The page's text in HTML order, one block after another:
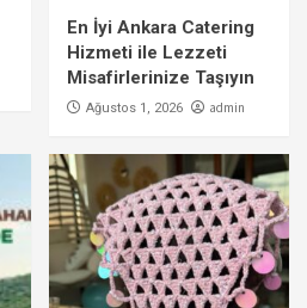
En İyi Ankara Catering
Hizmeti ile Lezzeti
Misafirlerinize Taşıyın
Ağustos 1, 2026 admin